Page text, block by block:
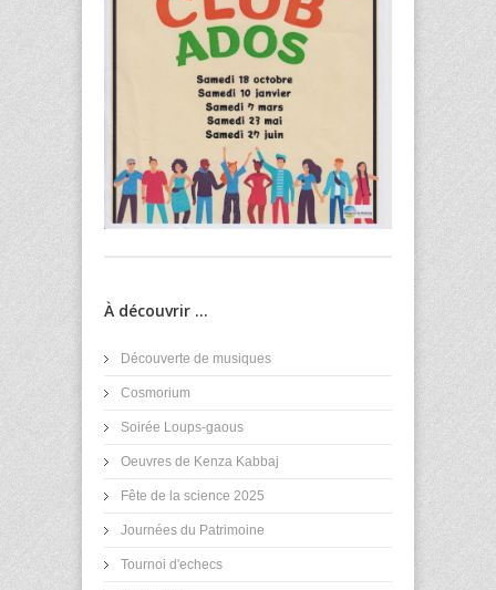
À découvrir ...
Découverte de musiques
Cosmorium
Soirée Loups-gaous
Oeuvres de Kenza Kabbaj
Fête de la science 2025
Journées du Patrimoine
Tournoi d'echecs